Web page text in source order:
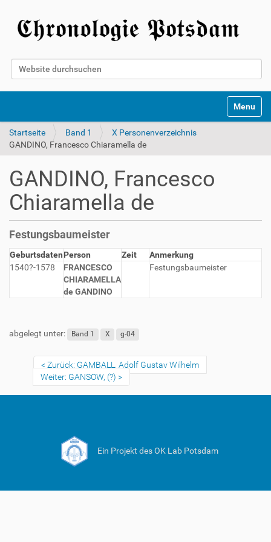
Website durchsuchen
Toggle
Startseite Band 1
X Personenverzeichnis
GANDINO, Francesco Chiaramella de
GANDINO, Francesco
Chiaramella de
Festungsbaumeister
GeburtsdatenPerson Zeit
Anmerkung
1540?-1578
FRANCESCO
CHIARAMELLA
de GANDINO
Festungsbaumeister
abgelegt unter: Band 1 X g-04
Zurück: GAMBALL, Adolf Gustav Wilhelm
Weiter: GANSOW, (?)
Ein Projekt des OK Lab Potsdam